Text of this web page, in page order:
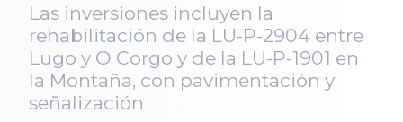
Las inversiones incluyen la
rehabilitación de la LU-P-2904 entre
Lugo y O Corgo y de la LU-P-1901 en
la Montaña, con pavimentación y
señalización